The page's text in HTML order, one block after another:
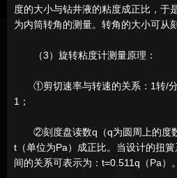
度的大小与钻井液的粘度成正比，于
为内筒转角的测量。转角的大小可从
（3）旋转粘度计测量原理：
①剪切速率与转速的关系：1转/分
1；
②刻度盘读数q（q为圆周上的度数
t（单位为Pa）成正比。当设计的扭
间的关系可表示为：t=0.511q（Pa）。